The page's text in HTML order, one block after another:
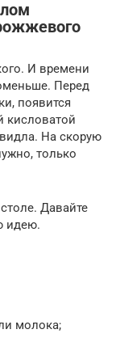
И времени
Перед
появится
кисловатой
На скорую
только
Давайте
идею.
молока;